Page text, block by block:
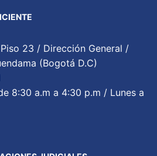
23 / Dirección General /
(Bogotá D.C)
8:30 a.m a 4:30 p.m / Lunes a